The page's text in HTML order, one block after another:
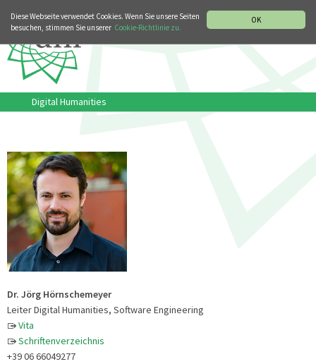
OK
Diese Webseite verwendet Cookies. Wenn Sie unsere Seiten
besuchen, stimmen Sie unserer Cookie-Richtlinie zu.
Digital Humanities
Dr. Jörg Hörnschemeyer
Leiter Digital Humanities, Software Engineering
Vita
Schriftenverzeichnis
+39 06 66049277